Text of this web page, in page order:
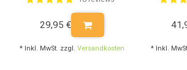
29,95 €
* Inkl. MwSt. zzgl. Versandkosten * Inkl.